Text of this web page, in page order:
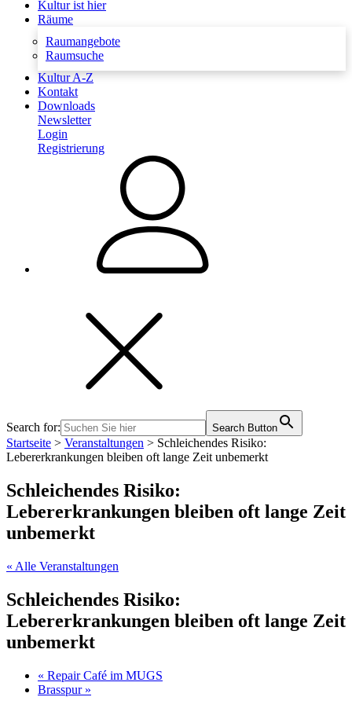
Kultur ist hier
Räume
Raumangebote
Raumsuche
Kultur A-Z
Kontakt
Downloads
Newsletter
Login
Registrierung
Search for: Search Button
Startseite > Veranstaltungen > Schleichendes Risiko:
Lebererkrankungen bleiben oft lange Zeit unbemerkt
Schleichendes Risiko:
Lebererkrankungen bleiben oft lange Zeit
unbemerkt
« Alle Veranstaltungen
Schleichendes Risiko:
Lebererkrankungen bleiben oft lange Zeit
unbemerkt
« Repair Café im MUGS
Brasspur »